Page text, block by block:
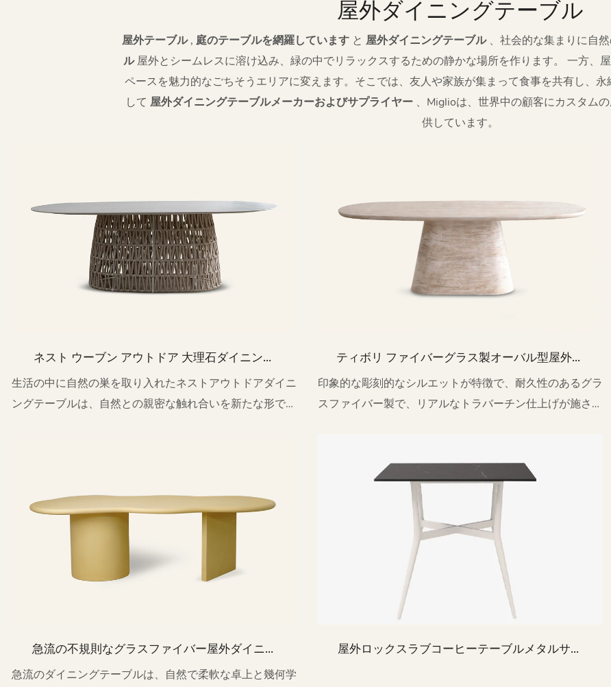
屋外ダイニングテーブル
屋外テーブル, 庭のテーブルを網羅しています と 屋外ダイニングテーブル 、社会的な集まりに自
ル屋外とシームレスに溶け込み、緑の中でリラックスするための静かな場所を作ります。 一方、
ペースを魅力的なごちそうエリアに変えます。そこでは、友人や家族が集まって食事を共有し、
して 屋外ダイニングテーブルメーカーおよびサプライヤー 、Miglioは、世界中の顧客にカスタム
供しています。
ネスト ウーブン アウトドア 大理石ダイニング
テーブル HB74
生活の中に自然の巣を取り入れたネストアウトドアダイニ
ングテーブルは、自然との親密な触れ合いを新たな形で表
ティボリ ファイバーグラス製オーバル型屋外用
フェイクストーンダイニングテーブル TC1269
印象的な彫刻的なシルエットが特徴で、耐久性のあるグラ
スファイバー製で、リアルなトラバーチン仕上げが施され
急流の不規則なグラスファイバー屋外ダイニン
グテーブルTC1079
急流のダイニングテーブルは、自然で柔軟な卓上と幾何学
屋外ロックスラブコーヒーテーブルメタルサイ